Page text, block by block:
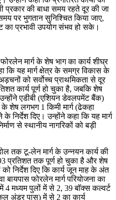
प्रकार की बाधा समय रहते दूर की जा
पर भुगतान सुनिश्चित किया जाए,
का प्रभावी उपयोग संभव हो सके।
मार्ग के शेष भाग का कार्य शीघ्र
कि यह मार्ग क्षेत्र के समग्र विकास के
को सर्वोच्च प्राथमिकता से दूर
कार्य पूर्ण हो चुका है, जबकि शेष
एडीबी (एशियन डेवलपमेंट बैंक)
के शेष लगभग 1 किमी मार्ग (ढेकहा
निर्देश दिए। उन्होंने कहा कि यह मार्ग
से स्थानीय नागरिकों को बड़ी
तक टू-लेन मार्ग के उन्नयन कार्य की
93 प्रतिशत तक पूर्ण हो चुका है और शेष
को निर्देश दिए कि कार्य जून माह के अंत
बायपास फोरलेन मार्ग परियोजना का
4 मध्यम पुलों में से 2, 39 बॉक्स कल्वर्ट
अंडर पास) में से 2 का कार्य